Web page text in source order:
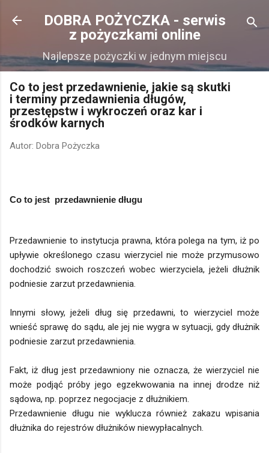
Przejdź do głównej zawartości
DOBRA POŻYCZKA - serwis
z pożyczkami online
Najlepsze pożyczki w jednym miejscu
Co to jest przedawnienie, jakie są skutki
i terminy przedawnienia długów,
przestępstw i wykroczeń oraz kar i
środków karnych
Autor: Dobra Pożyczka
Co to jest przedawnienie długu
Przedawnienie to instytucja prawna, która polega na tym, iż po
upływie określonego czasu wierzyciel nie może przymusowo
dochodzić swoich roszczeń wobec wierzyciela, jeżeli dłużnik
podniesie zarzut przedawnienia.
Innymi słowy, jeżeli dług się przedawni, to wierzyciel może
wnieść sprawę do sądu, ale jej nie wygra w sytuacji, gdy dłużnik
podniesie zarzut przedawnienia.
Fakt, iż dług jest przedawniony nie oznacza, że wierzyciel nie
może podjąć próby jego egzekwowania na innej drodze niż
sądowa, np. poprzez negocjacje z dłużnikiem.
Przedawnienie długu nie wyklucza również zakazu wpisania
dłużnika do rejestrów dłużników niewypłacalnych.